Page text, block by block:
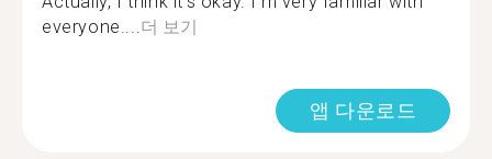
everyone....더 보기
앱 다운로드